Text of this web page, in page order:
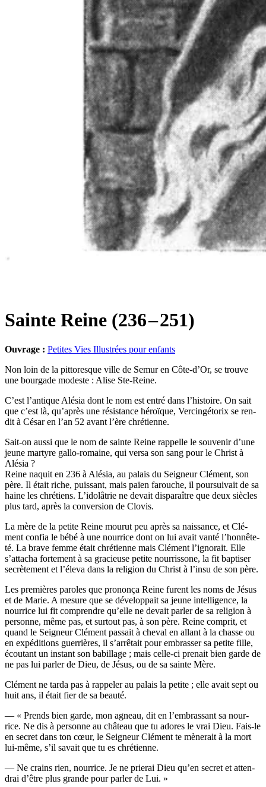
Sainte Reine (236 – 251)
Ouvrage : Petites Vies Illustrées pour enfants
Non loin de la pit­to­resque ville de Semur en Côte-d’Or, se trouve
une bour­gade modeste : Alise Ste-Reine.
C’est l’an­tique Alé­sia dont le nom est entré dans l’his­toire. On sait
que c’est là, qu’a­près une résis­tance héroïque, Ver­cin­gé­to­rix se ren­
dit à César en l’an 52 avant l’ère chrétienne.
Sait-on aus­si que le nom de sainte Reine rap­pelle le sou­ve­nir d’une
jeune mar­tyre gal­lo-romaine, qui ver­sa son sang pour le Christ à
Alésia ?
Reine naquit en 236 à Alé­sia, au palais du Sei­gneur Clé­ment, son
père. Il était riche, puis­sant, mais païen farouche, il pour­sui­vait de sa
haine les chré­tiens. L’i­do­lâ­trie ne devait dis­pa­raître que deux siècles
plus tard, après la conver­sion de Clovis.
La mère de la petite Reine mou­rut peu après sa nais­sance, et Clé­
ment confia le bébé à une nour­rice dont on lui avait van­té l’hon­nê­te­
té. La brave femme était chré­tienne mais Clé­ment l’i­gno­rait. Elle
s’at­ta­cha for­te­ment à sa gra­cieuse petite nour­ris­sone, la fit bap­ti­ser
secrè­te­ment et l’é­le­va dans la reli­gion du Christ à l’in­su de son père.
Les pre­mières paroles que pro­non­ça Reine furent les noms de Jésus
et de Marie. A mesure que se déve­lop­pait sa jeune intel­li­gence, la
nour­rice lui fit com­prendre qu’elle ne devait par­ler de sa reli­gion à
per­sonne, même pas, et sur­tout pas, à son père. Reine com­prit, et
quand le Sei­gneur Clé­ment pas­sait à che­val en allant à la chasse ou
en expé­di­tions guer­rières, il s’ar­rê­tait pour embras­ser sa petite fille,
écou­tant un ins­tant son babillage ; mais celle-ci pre­nait bien garde de
ne pas lui par­ler de Dieu, de Jésus, ou de sa sainte Mère.
Clé­ment ne tar­da pas à rap­pe­ler au palais la petite ; elle avait sept ou
huit ans, il était fier de sa beauté.
— « Prends bien garde, mon agneau, dit en l’embrassant sa nour­
rice. Ne dis à per­sonne au châ­teau que tu adores le vrai Dieu. Fais-le
en secret dans ton cœur, le Sei­gneur Clé­ment te mène­rait à la mort
lui-même, s’il savait que tu es chrétienne.
— Ne crains rien, nour­rice. Je ne prie­rai Dieu qu’en secret et atten­
drai d’être plus grande pour par­ler de Lui. »